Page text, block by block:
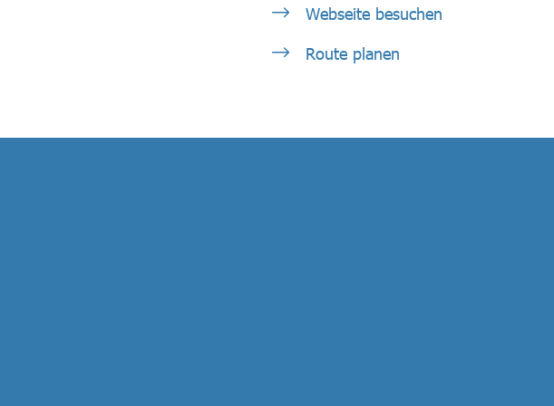
Webseite besuchen
Route planen